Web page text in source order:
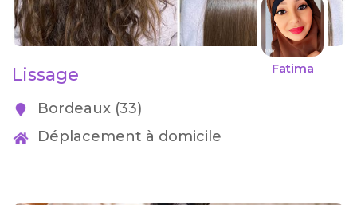
Fatima
Lissage
Bordeaux (33)
Déplacement à domicile